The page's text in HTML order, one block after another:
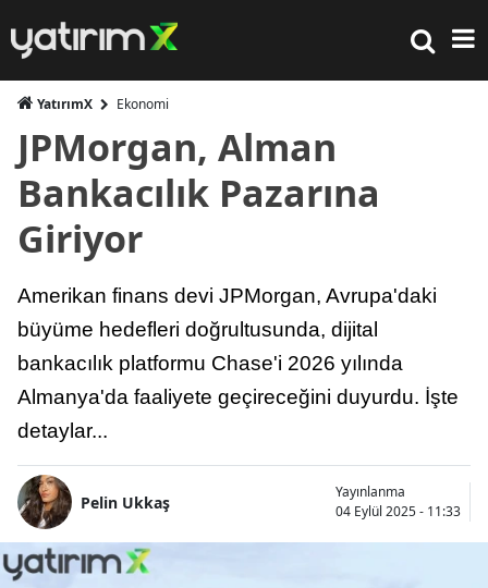
YatırımX Ekonomi
JPMorgan, Alman
Bankacılık Pazarına
Giriyor
Amerikan finans devi JPMorgan, Avrupa'daki
büyüme hedefleri doğrultusunda, dijital
bankacılık platformu Chase'i 2026 yılında
Almanya'da faaliyete geçireceğini duyurdu. İşte
detaylar...
Pelin Ukkaş
Yayınlanma
04 Eylül 2025 - 11:33